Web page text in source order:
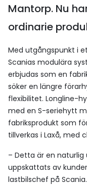
Mantorp. Nu
ordinarie
Med utgångspunkt i
Scanias modulära
erbjudas som en
söker en längre
flexibilitet. Longline-
med en S-seriehytt
fabriksprodukt som
tillverkas i Laxå, med
– Detta är en
uppskattats av
lastbilschef på